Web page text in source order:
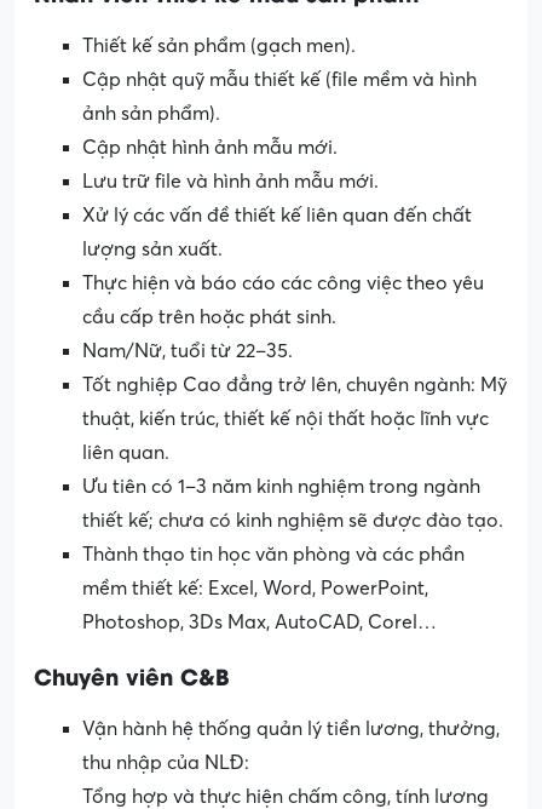
Thiết kế sản phẩm (gạch men).
Cập nhật quỹ mẫu thiết kế (file mềm và hình
ảnh sản phẩm).
Cập nhật hình ảnh mẫu mới.
Lưu trữ file và hình ảnh mẫu mới.
Xử lý các vấn đề thiết kế liên quan đến chất
lượng sản xuất.
Thực hiện và báo cáo các công việc theo yêu
cầu cấp trên hoặc phát sinh.
Nam/Nữ, tuổi từ 22–35.
Tốt nghiệp Cao đẳng trở lên, chuyên ngành: Mỹ
thuật, kiến trúc, thiết kế nội thất hoặc lĩnh vực
liên quan.
Ưu tiên có 1–3 năm kinh nghiệm trong ngành
thiết kế; chưa có kinh nghiệm sẽ được đào tạo.
Thành thạo tin học văn phòng và các phần
mềm thiết kế: Excel, Word, PowerPoint,
Photoshop, 3Ds Max, AutoCAD, Corel…
Chuyên viên C&B
Vận hành hệ thống quản lý tiền lương, thưởng,
thu nhập của NLĐ:
Tổng hợp và thực hiện chấm công, tính lương